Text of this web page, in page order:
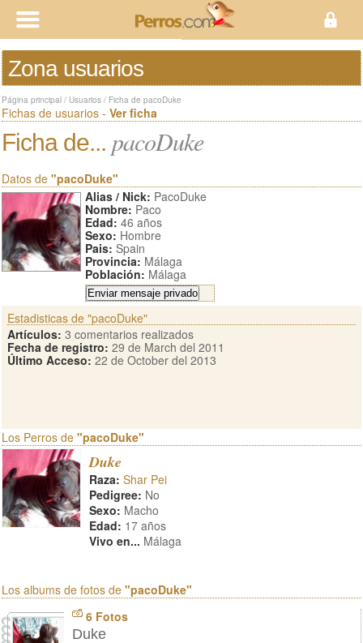
Zona usuarios
Página principal / Usuarios / Ficha de pacoDuke
Fichas de usuarios - Ver ficha
Ficha de... pacoDuke
Datos de "pacoDuke"
Alias / Nick: PacoDuke
Nombre: Paco
Edad: 46 años
Sexo: Hombre
Pais: Spain
Provincia: Málaga
Población: Málaga
Estadisticas de "pacoDuke"
Artículos: 3 comentarios realizados
Fecha de registro: 29 de March del 2011
Último Acceso: 22 de October del 2013
Los Perros de "pacoDuke"
Duke
Raza: Shar Pei
Pedigree: No
Sexo: Macho
Edad: 17 años
Vivo en... Málaga
Los albums de fotos de "pacoDuke"
6 Fotos
Duke